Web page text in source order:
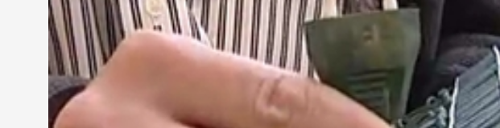
Fehérné Horváth Ildikó- kirendeltségvezető, NFH
"Mindig nézzük meg, van-e magyar felirat. CE jelölés is kell, ez
figyelmeztető feliratok is meglegyenek."
Az elmúlt években a megyében nem voltak komolyabb problémák a
mostani ellőrzésen beizonyosodik, hogy balesetveszélyes árut kínál,